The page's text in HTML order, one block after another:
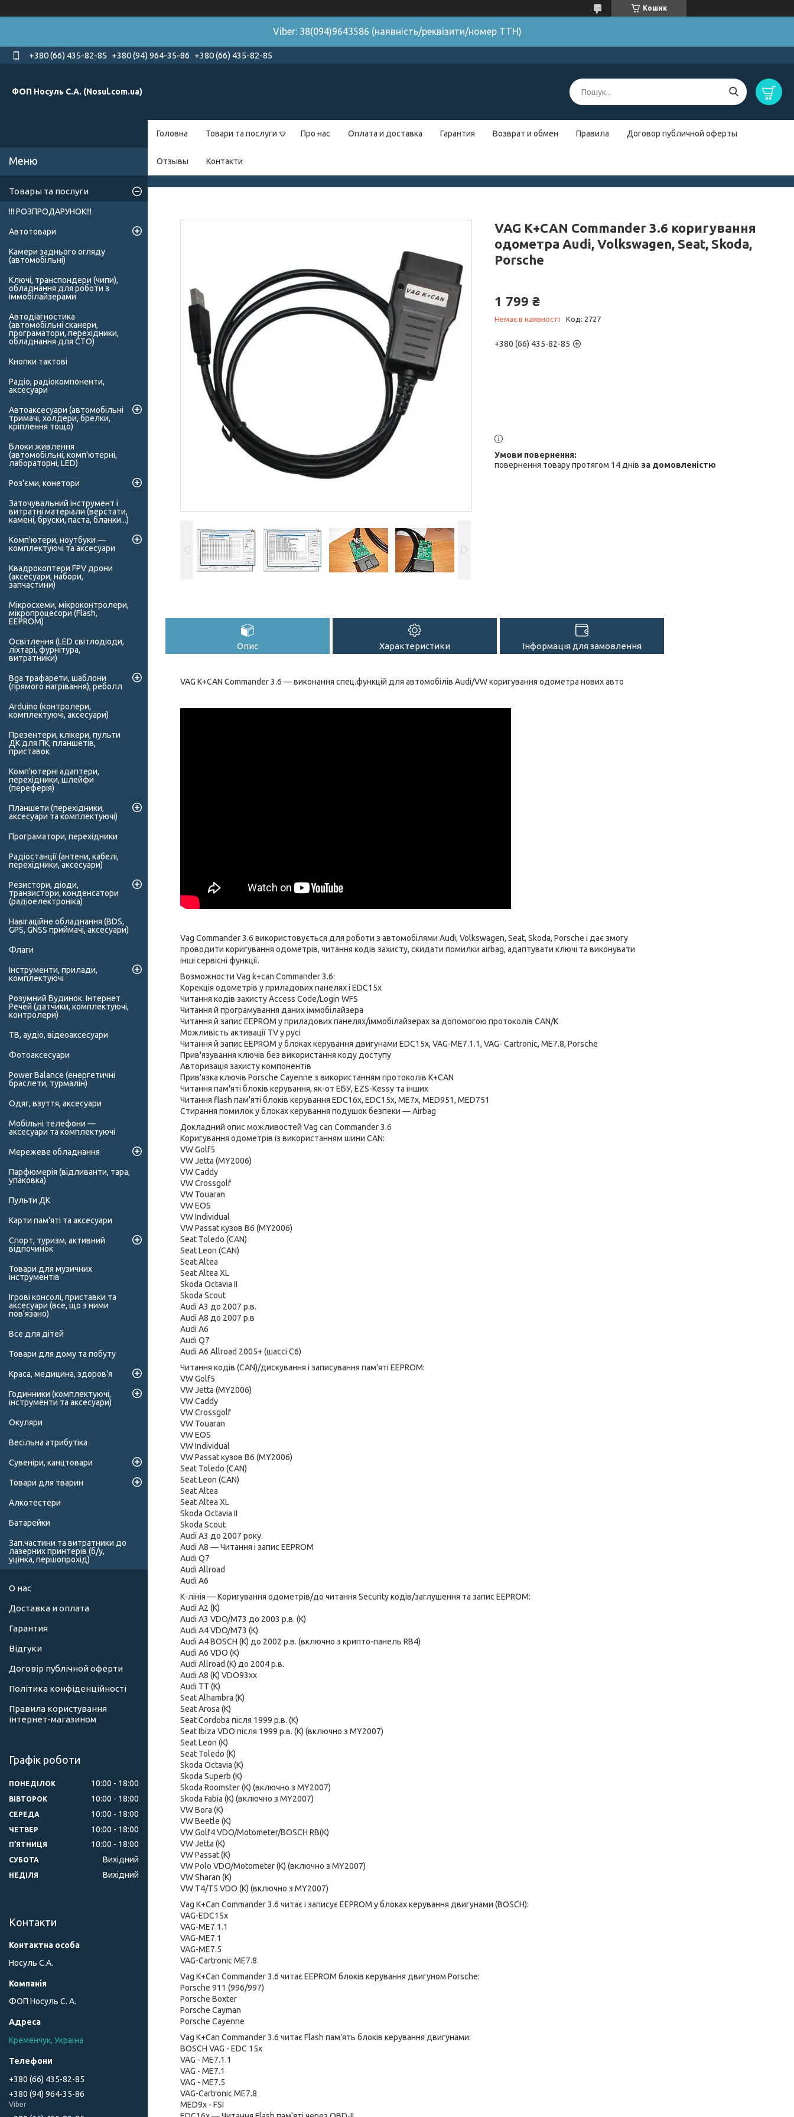
Кошик
Viber: 38(094)9643586 (наявність/реквізити/номер ТТН)
+380 (66) 435-82-85 +380 (94) 964-35-86 +380 (66) 435-82-85
ФОП Носуль С.А. (Nosul.com.ua)
Головна Товари та послуги Про нас Оплата и доставка Гарантия Возврат и обмен Правила Договор публичной оферты
Отзывы Контакти
VAG K+CAN Commander 3.6 коригування
одометра Audi, Volkswagen, Seat, Skoda,
Porsche
1 799 ₴
Немає в наявності Код: 2727
+380 (66) 435-82-85
повернення товару протягом 14 днів за домовленістю
Опис Характеристики Інформація для замовлення
VAG K+CAN Commander 3.6 — виконання спец.функцій для автомобілів Audi/VW коригування одометра нових авто
Vag Commander 3.6 використовується для роботи з автомобілями Audi, Volkswagen, Seat, Skoda, Porsche і дає змогу
проводити коригування одометрів, читання кодів захисту, скидати помилки airbag, адаптувати ключі та виконувати
інші сервісні функції.
Возможности Vag k+can Commander 3.6:
Корекція одометрів у приладових панелях і EDC15x
Читання кодів захисту Access Code/Login WFS
Читання й програмування даних іммобілайзера
Читання й запис EEPROM у приладових панелях/іммобілайзерах за допомогою протоколів CAN/K
Можливість активації TV у русі
Читання й запис EEPROM у блоках керування двигунами EDC15x, VAG-ME7.1.1, VAG- Cartronic, ME7.8, Porsche
Прив'язування ключів без використання коду доступу
Авторизація захисту компонентів
Прив'язка ключів Porsche Cayenne з використанням протоколів K+CAN
Читання пам'яті блоків керування, як-от ЕБУ, EZS-Kessy та інших
Читання flash пам'яті блоків керування EDC16x, EDC15x, ME7x, MED951, MED751
Стирання помилок у блоках керування подушок безпеки — Airbag
Докладний опис можливостей Vag can Commander 3.6
Коригування одометрів із використанням шини CAN:
VW Golf5
VW Jetta (MY2006)
VW Caddy
VW Crossgolf
VW Touaran
VW EOS
VW Individual
VW Passat кузов B6 (MY2006)
Seat Toledo (CAN)
Seat Leon (CAN)
Seat Altea
Seat Altea XL
Skoda Octavia II
Skoda Scout
Audi A3 до 2007 р.в.
Audi A8 до 2007 р.в
Audi A6
Audi Q7
Audi A6 Allroad 2005+ (шассі C6)
Читання кодів (CAN)/дискування і записування пам'яті EEPROM:
VW Golf5
VW Jetta (MY2006)
VW Caddy
VW Crossgolf
VW Touaran
VW EOS
VW Individual
VW Passat кузов B6 (MY2006)
Seat Toledo (CAN)
Seat Leon (CAN)
Seat Altea
Seat Altea XL
Skoda Octavia II
Skoda Scout
Audi A3 до 2007 року.
Audi A8 — Читання і запис EEPROM
Audi Q7
Audi Allroad
Audi A6
К-лінія — Коригування одометрів/до читання Security кодів/заглушення та запис EEPROM:
Audi A2 (K)
Audi A3 VDO/M73 до 2003 р.в. (K)
Audi A4 VDO/M73 (K)
Audi A4 BOSCH (K) до 2002 р.в. (включно з крипто-панель RB4)
Audi A6 VDO (K)
Audi Allroad (K) до 2004 р.в.
Audi A8 (K) VDO93xx
Audi TT (K)
Seat Alhambra (K)
Seat Arosa (K)
Seat Cordoba після 1999 р.в. (K)
Seat Ibiza VDO після 1999 р.в. (K) (включно з MY2007)
Seat Leon (K)
Seat Toledo (K)
Skoda Octavia (K)
Skoda Superb (K)
Skoda Roomster (K) (включно з MY2007)
Skoda Fabia (K) (включно з MY2007)
VW Bora (K)
VW Beetle (K)
VW Golf4 VDO/Motometer/BOSCH RB(K)
VW Jetta (K)
VW Passat (K)
VW Polo VDO/Motometer (K) (включно з MY2007)
VW Sharan (K)
VW T4/T5 VDO (K) (включно з MY2007)
Vag K+Can Commander 3.6 читає і записує EEPROM у блоках керування двигунами (BOSCH):
VAG-EDC15x
VAG-ME7.1.1
VAG-ME7.1
VAG-ME7.5
VAG-Cartronic ME7.8
Vag K+Can Commander 3.6 читає EEPROM блоків керування двигуном Porsche:
Porsche 911 (996/997)
Porsche Boxter
Porsche Cayman
Porsche Cayenne
Vag K+Can Commander 3.6 читає Flash пам'ять блоків керування двигунами:
BOSCH VAG - EDC 15x
VAG - ME7.1.1
VAG - ME7.1
VAG - ME7.5
VAG-Cartronic ME7.8
MED9x - FSI
Товары та послуги
!!! РОЗПРОДАРУНОК!!!
Автотовари
Камери заднього огляду
(автомобільні)
Ключі, транспондери (чипи),
обладнання для роботи з
іммобілайзерами
Автодіагностика
(автомобільні сканери,
програматори, перехідники,
обладнання для СТО)
Кнопки тактові
Радіо, радіокомпоненти,
аксесуари
Автоаксесуари (автомобільні
тримачі, холдери, брелки,
кріплення тощо)
Блоки живлення
(автомобільні, комп'ютерні,
лабораторні, LED)
Роз'єми, конетори
Заточувальний інструмент і
витратні матеріали (верстати,
камені, бруски, паста, бланки...)
Комп'ютери, ноутбуки —
комплектуючі та аксесуари
Квадрокоптери FPV дрони
(аксесуари, набори,
запчастини)
Мікросхеми, мікроконтролери,
мікропроцесори (Flash,
EEPROM)
Освітлення (LED світлодіоди,
ліхтарі, фурнітура,
витратники)
Bga трафарети, шаблони
(прямого нагрівання), реболл
Arduino (контролери,
комплектуючі, аксесуари)
Презентери, клікери, пульти
ДК для ПК, планшетів,
приставок
Комп'ютерні адаптери,
перехідники, шлейфи
(переферія)
Планшети (перехідники,
аксесуари та комплектуючі)
Програматори, перехідники
Радіостанції (антени, кабелі,
перехідники, аксесуари)
Резистори, діоди,
транзистори, конденсатори
(радіоелектроніка)
Навігаційне обладнання (BDS,
GPS, GNSS приймачі, аксесуари)
Флаги
Інструменти, прилади,
комплектуючі
Розумний Будинок. Інтернет
Речей (датчики, комплектуючі,
контролери)
ТВ, аудіо, відеоаксесуари
Фотоаксесуари
Power Balance (енергетичні
браслети, турмалін)
Одяг, взуття, аксесуари
Мобільні телефони —
аксесуари та комплектуючі
Мережеве обладнання
Парфюмерія (відливанти, тара,
упаковка)
Пульти ДК
Карти пам'яті та аксесуари
Спорт, туризм, активний
відпочинок
Товари для музичних
інструментів
Ігрові консолі, приставки та
аксесуари (все, що з ними
пов'язано)
Все для дітей
Товари для дому та побуту
Краса, медицина, здоров'я
Годинники (комплектуючі,
інструменти та аксесуари)
Окуляри
Весільна атрибутіка
Сувеніри, канцтовари
Товари для тварин
Алкотестери
Батарейки
Зап.частини та витратники до
лазерних принтерів (б/у,
уцінка, першопрохід)
О нас
Доставка и оплата
Гарантия
Відгуки
Договір публічной оферти
Політика конфіденційності
Правила користування
інтернет-магазином
Графік роботи
ПОНЕДІЛОК 10:00 18:00
ВІВТОРОК 10:00 18:00
СЕРЕДА 10:00 18:00
ЧЕТВЕР 10:00 18:00
ПʼЯТНИЦЯ 10:00 18:00
СУБОТА Вихідний
НЕДІЛЯ Вихідний
Контакти
Носуль С.А.
ФОП Носуль С. А.
Кременчук, Україна
+380 (66) 435-82-85
+380 (94) 964-35-86
Viber